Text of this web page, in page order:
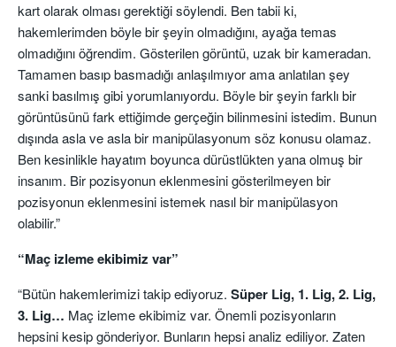
kart olarak olması gerektiği söylendi. Ben tabii ki,
hakemlerimden böyle bir şeyin olmadığını, ayağa temas
olmadığını öğrendim. Gösterilen görüntü, uzak bir kameradan.
Tamamen basıp basmadığı anlaşılmıyor ama anlatılan şey
sanki basılmış gibi yorumlanıyordu. Böyle bir şeyin farklı bir
görüntüsünü fark ettiğimde gerçeğin bilinmesini istedim. Bunun
dışında asla ve asla bir manipülasyonum söz konusu olamaz.
Ben kesinlikle hayatım boyunca dürüstlükten yana olmuş bir
insanım. Bir pozisyonun eklenmesini gösterilmeyen bir
pozisyonun eklenmesini istemek nasıl bir manipülasyon
olabilir.”
“Maç izleme ekibimiz var”
“Bütün hakemlerimizi takip ediyoruz. Süper Lig, 1. Lig, 2. Lig,
3. Lig… Maç izleme ekibimiz var. Önemli pozisyonların
hepsini kesip gönderiyor. Bunların hepsi analiz ediliyor. Zaten